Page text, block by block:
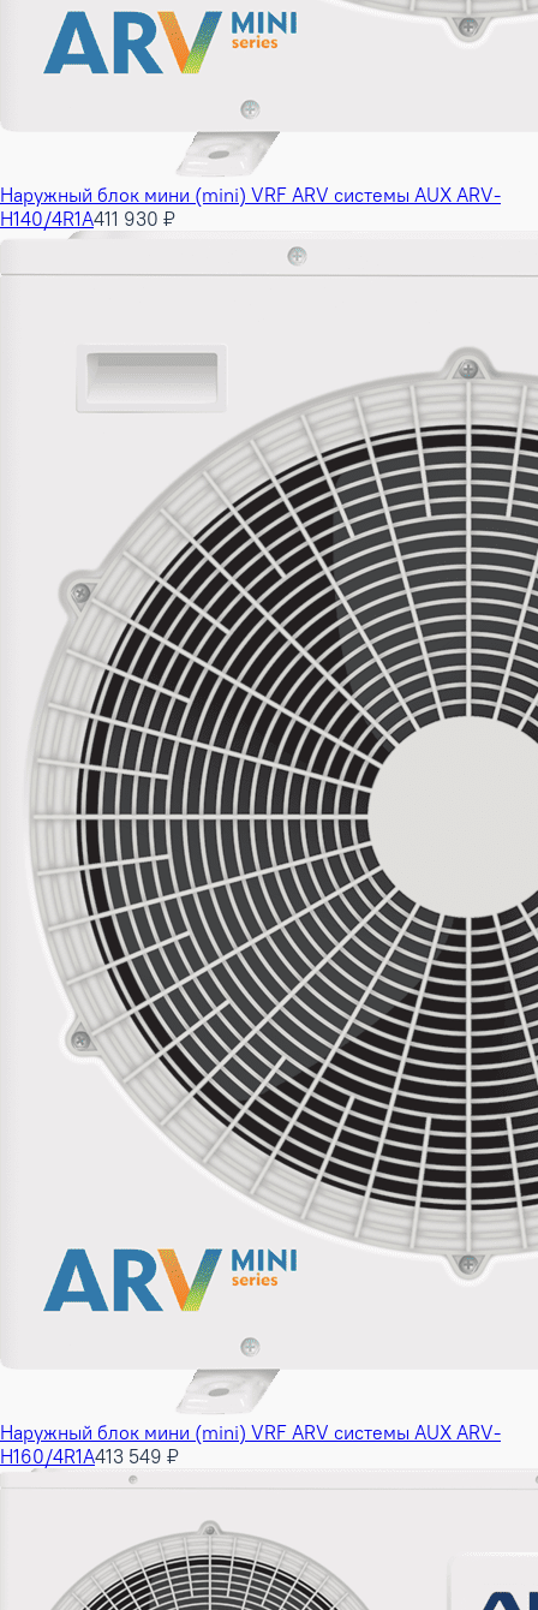
Наружный блок мини (mini) VRF ARV системы AUX ARV-
H140/4R1A411 930 ₽
Наружный блок мини (mini) VRF ARV системы AUX ARV-
H160/4R1A413 549 ₽